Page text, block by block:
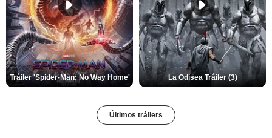
Tráiler 'Spider-Man: No Way Home' La Odisea Tráiler (3)
Últimos tráilers